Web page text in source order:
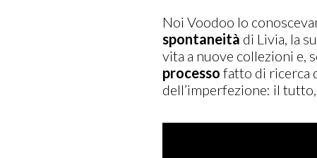
Noi Voodoo lo
spontaneità di Livia, la
vita a nuove collezioni e,
processo fatto di ricerca
dell’imperfezione: il